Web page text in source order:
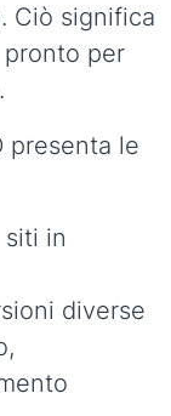
Ciò significa
per
presenta le
in
diverse